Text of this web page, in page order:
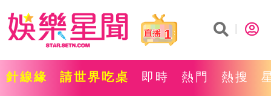
1
針線緣 請世界吃桌 即時 熱門 熱搜